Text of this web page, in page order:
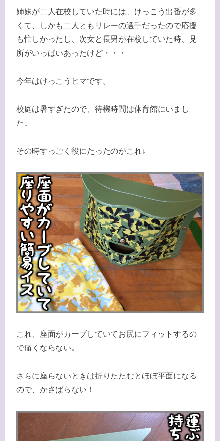
姉妹が二人在校していた時には、けっこう出番が多
くて、しかも二人ともリレーの選手だったので応援
も忙しかったし、次女と長男が在校していた時、見
所がいっぱいあったけど・・・
今年はけっこうヒマです。
校庭は暑すぎたので、待機時間は体育館にいまし
た。
その時すっごく役にたったのがこれ↓
これ、座面がカーブしていてお尻にフィットするの
で痛くならない。
さらに座らないときは折りたたむとほぼ平面になる
ので、かさばらない！